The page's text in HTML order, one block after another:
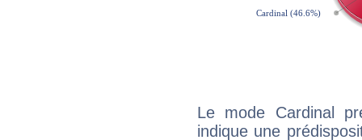
Le mode Cardinal
indique une